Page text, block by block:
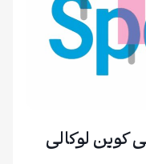
کوین لوکالی